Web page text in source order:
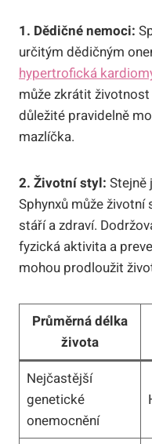
1. Dědičné nemoci:
určitým dědičným
hypertrofická
může zkrátit
důležité pravidelně
mazlíčka.
2. Životní styl: Stejně
Sphynxů může
stáří a zdraví.
fyzická aktivita a
mohou prodloužit
Průměrná délka
života
Nejčastější
genetické
onemocnění